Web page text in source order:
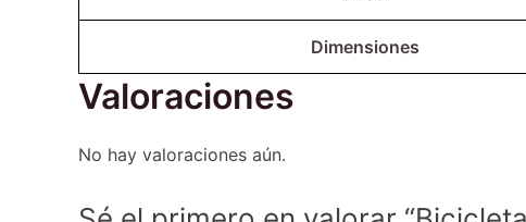
Dimensiones
Valoraciones
No hay valoraciones aún.